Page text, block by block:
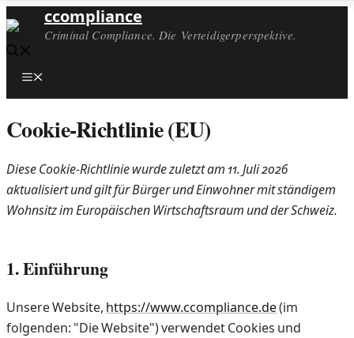
ccompliance
Criminal Compliance. Die Verteidigerperspektive.
Menü
Cookie-Richtlinie (EU)
Diese Cookie-Richtlinie wurde zuletzt am 11. Juli 2026
aktualisiert und gilt für Bürger und Einwohner mit ständigem
Wohnsitz im Europäischen Wirtschaftsraum und der Schweiz.
1. Einführung
Unsere Website, https://www.ccompliance.de(im
folgenden: "Die Website") verwendet Cookies und